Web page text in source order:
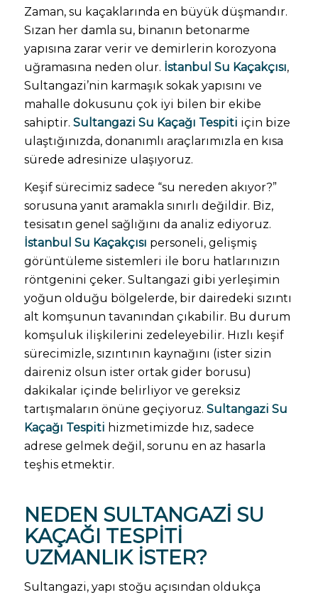
Zaman, su kaçaklarında en büyük düşmandır.
Sızan her damla su, binanın betonarme
yapısına zarar verir ve demirlerin korozyona
uğramasına neden olur. İstanbul Su Kaçakçısı,
Sultangazi’nin karmaşık sokak yapısını ve
mahalle dokusunu çok iyi bilen bir ekibe
sahiptir. Sultangazi Su Kaçağı Tespiti için bize
ulaştığınızda, donanımlı araçlarımızla en kısa
sürede adresinize ulaşıyoruz.
Keşif sürecimiz sadece “su nereden akıyor?”
sorusuna yanıt aramakla sınırlı değildir. Biz,
tesisatın genel sağlığını da analiz ediyoruz.
İstanbul Su Kaçakçısı personeli, gelişmiş
görüntüleme sistemleri ile boru hatlarınızın
röntgenini çeker. Sultangazi gibi yerleşimin
yoğun olduğu bölgelerde, bir dairedeki sızıntı
alt komşunun tavanından çıkabilir. Bu durum
komşuluk ilişkilerini zedeleyebilir. Hızlı keşif
sürecimizle, sızıntının kaynağını (ister sizin
daireniz olsun ister ortak gider borusu)
dakikalar içinde belirliyor ve gereksiz
tartışmaların önüne geçiyoruz. Sultangazi Su
Kaçağı Tespiti hizmetimizde hız, sadece
adrese gelmek değil, sorunu en az hasarla
teşhis etmektir.
NEDEN SULTANGAZI SU
KAÇAĞI TESPITI
UZMANLIK İSTER?
Sultangazi, yapı stoğu açısından oldukça